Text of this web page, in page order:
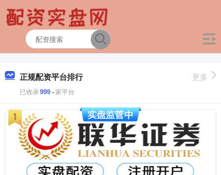
正规配资平台排行
已收录999+家平台
更多